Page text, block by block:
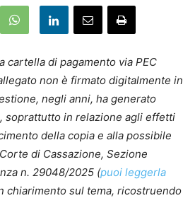
cartella di pagamento via PEC
non è firmato digitalmente in
negli anni, ha generato
soprattutto in relazione agli effetti
della copia e alla possibile
di Cassazione, Sezione
n. 29048/2025 (puoi leggerla
chiarimento sul tema, ricostruendo